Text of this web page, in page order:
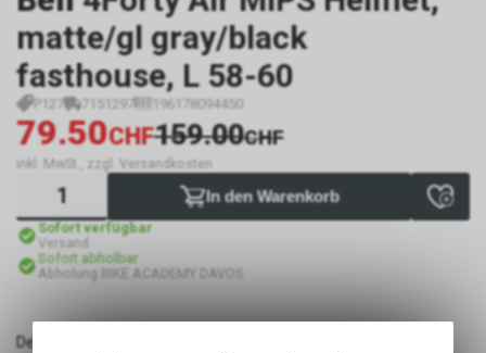
matte/gl gray/black
fasthouse, L 58-60
P127 7151297 196178094450
79.50CHF159.00CHF
inkl. MwSt., zzgl. Versandkosten
In den Warenkorb
Sofort verfügbar
Versand
Sofort abholbar
Abholung BIKE ACADEMY DAVOS
Der 4Forty Air MIPS ist mit Funktionen auf Profi-Niveau